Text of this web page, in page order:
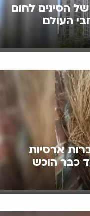
הסינים לחום
העולם
ארסיות
כבר הוכש